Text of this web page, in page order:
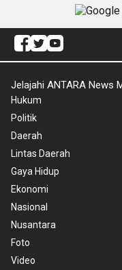
Jelajahi ANTARA News
Hukum
Politik
Daerah
Lintas Daerah
Gaya Hidup
Ekonomi
Nasional
Nusantara
Foto
Video